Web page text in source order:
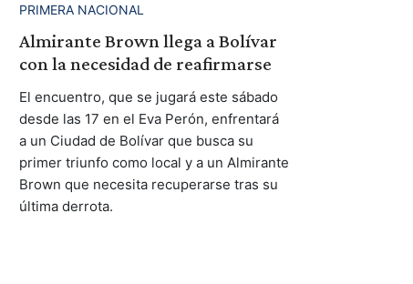
PRIMERA NACIONAL
Almirante Brown llega a Bolívar
con la necesidad de reafirmarse
El encuentro, que se jugará este sábado
desde las 17 en el Eva Perón, enfrentará
a un Ciudad de Bolívar que busca su
primer triunfo como local y a un Almirante
Brown que necesita recuperarse tras su
última derrota.